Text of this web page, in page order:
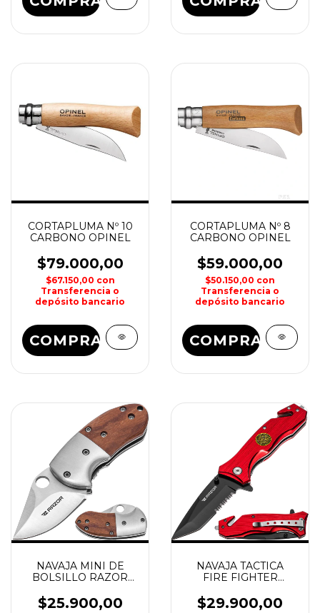
CORTAPLUMA Nº 10
CARBONO OPINEL
$79.000,00
$67.150,00 con
Transferencia o
depósito bancario
COMPRAR
CORTAPLUMA Nº 8
CARBONO OPINEL
$59.000,00
$50.150,00 con
Transferencia o
depósito bancario
COMPRAR
NAVAJA MINI DE
BOLSILLO RAZOR
$25.900,00
NAVAJA TACTICA
FIRE FIGHTER
$29.900,00